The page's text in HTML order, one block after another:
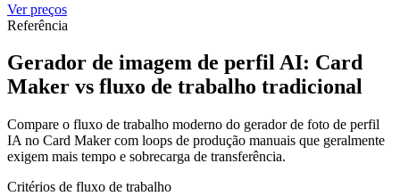
Ver preços
Referência
Gerador de imagem de perfil AI: Card
Maker vs fluxo de trabalho tradicional
Compare o fluxo de trabalho moderno do gerador de foto de perfil
IA no Card Maker com loops de produção manuais que geralmente
exigem mais tempo e sobrecarga de transferência.
Critérios de fluxo de trabalho